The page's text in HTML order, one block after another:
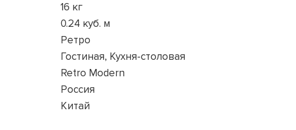
16 кг
0.24 куб. м
Ретро
Гостиная, Кухня-столовая
Retro Modern
Россия
Китай